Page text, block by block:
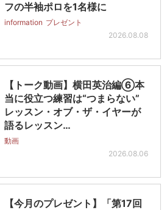
フの半袖ポロを1名様に
information プレゼント
2026.08.08
【トーク動画】横田英治編⑥本
当に役立つ練習は“つまらない”
レッスン・オブ・ザ・イヤーが
語るレッスン…
動画
2026.08.06
【今月のプレゼント】「第17回